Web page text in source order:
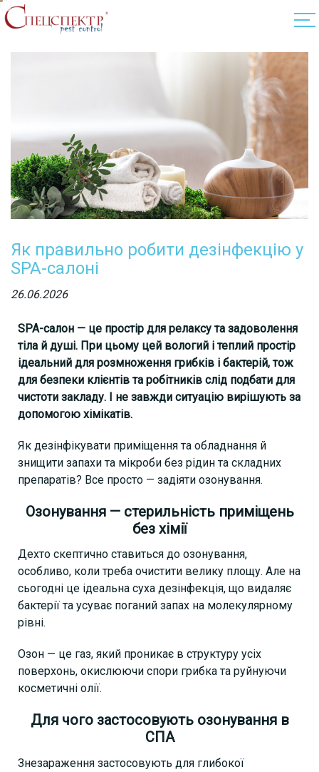
Як правильно робити дезінфекцію у
SPA-салоні
26.06.2026
SPA-салон — це простір для релаксу та задоволення
тіла й душі. При цьому цей вологий і теплий простір
ідеальний для розмноження грибків і бактерій, тож
для безпеки клієнтів та робітників слід подбати для
чистоти закладу. І не завжди ситуацію вирішують за
допомогою хімікатів.
Як дезінфікувати приміщення та обладнання й
знищити запахи та мікроби без рідин та складних
препаратів? Все просто — задіяти озонування.
Озонування — стерильність приміщень
без хімії
Дехто скептично ставиться до озонування,
особливо, коли треба очистити велику площу. Але на
сьогодні це ідеальна суха дезінфекція, що видаляє
бактерії та усуває поганий запах на молекулярному
рівні.
Озон — це газ, який проникає в структуру усіх
поверхонь, окислюючи спори грибка та руйнуючи
косметичні олії.
Для чого застосовують озонування в
СПА
Знезараження застосовують для глибокої